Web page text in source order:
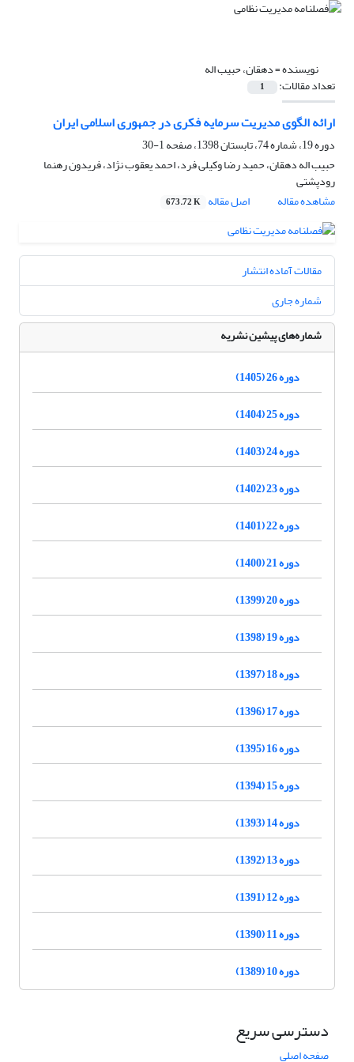
نویسنده =دهقان، حبیب اله
تعداد مقالات: 1
ارائه الگوی مدیریت سرمایه فکری در جمهوری اسلامی ایران
دوره 19، شماره 74، تابستان 1398، صفحه
1-30
حبیب اله دهقان، حمید رضا وکیلی فرد، احمد یعقوب نژاد، فریدون رهنما
رودپشتی
مشاهده مقاله
اصل مقاله 673.72 K
مقالات آماده انتشار
شماره جاری
شماره‌های پیشین نشریه
دوره 26 (1405)
دوره 25 (1404)
دوره 24 (1403)
دوره 23 (1402)
دوره 22 (1401)
دوره 21 (1400)
دوره 20 (1399)
دوره 19 (1398)
دوره 18 (1397)
دوره 17 (1396)
دوره 16 (1395)
دوره 15 (1394)
دوره 14 (1393)
دوره 13 (1392)
دوره 12 (1391)
دوره 11 (1390)
دوره 10 (1389)
دسترسی سریع
صفحه اصلی